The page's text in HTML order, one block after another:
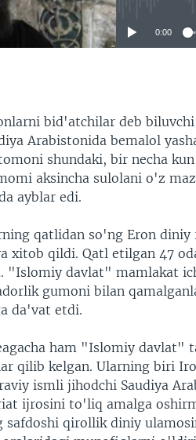
0:00
bid'atchilar deb
Arabistonida bemalol
shundaki, bir necha
aksincha sulolani o'z
ayblar edi.
qatlidan so'ng Eron
xitob qildi. Qatl etilgan 47
"Islomiy davlat" mamlakat
gumoni bilan
da'vat etdi.
ham "Islomiy davlat"
qilib kelgan. Ularning biri
ismli jihodchi Saudiya
ijrosini to'liq amalga
safdoshi qirollik diniy